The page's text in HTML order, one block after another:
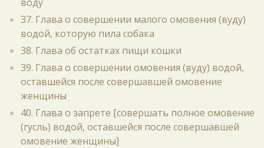
37. Глава о совершении малого омовения (вуду)
водой, которую пила собака
38. Глава об остатках пищи кошки
39. Глава о совершении омовения (вуду) водой,
оставшейся после совершавшей омовение
женщины
40. Глава о запрете [совершать полное омовение
(гусль) водой, оставшейся после совершавшей
омовение женщины]